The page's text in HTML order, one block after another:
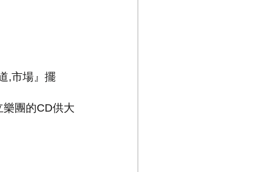
,市場』擺
團的CD供大